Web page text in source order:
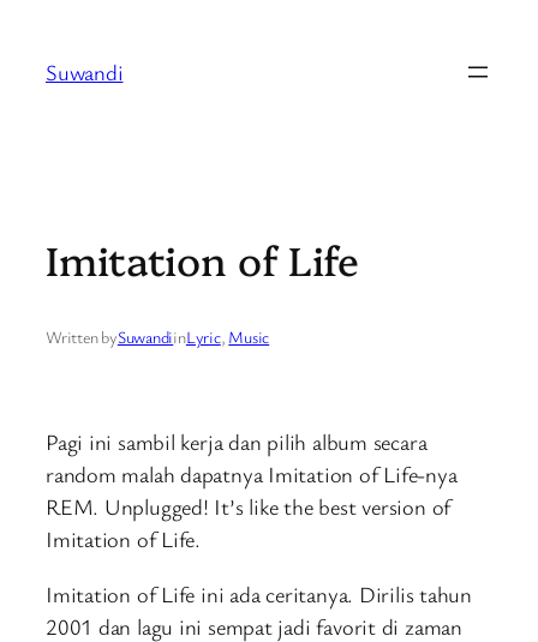
content
Suwandi
Imitation of Life
Written bySuwandiinLyric, Music
Pagi ini sambil kerja dan pilih album secara
random malah dapatnya Imitation of Life-nya
REM. Unplugged! It’s like the best version of
Imitation of Life.
Imitation of Life ini ada ceritanya. Dirilis tahun
2001 dan lagu ini sempat jadi favorit di zaman